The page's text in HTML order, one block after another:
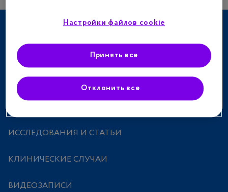
ТЕРАПЕВТИЧЕСКИЕ НАПРАВЛЕНИЯ
СПЕЦПРОЕКТЫ
МЕРОПРИЯТИЯ
ИССЛЕДОВАНИЯ И СТАТЬИ
КЛИНИЧЕСКИЕ СЛУЧАИ
ВИДЕОЗАПИСИ
Настройки файлов cookie
Отклонить все
Принять все